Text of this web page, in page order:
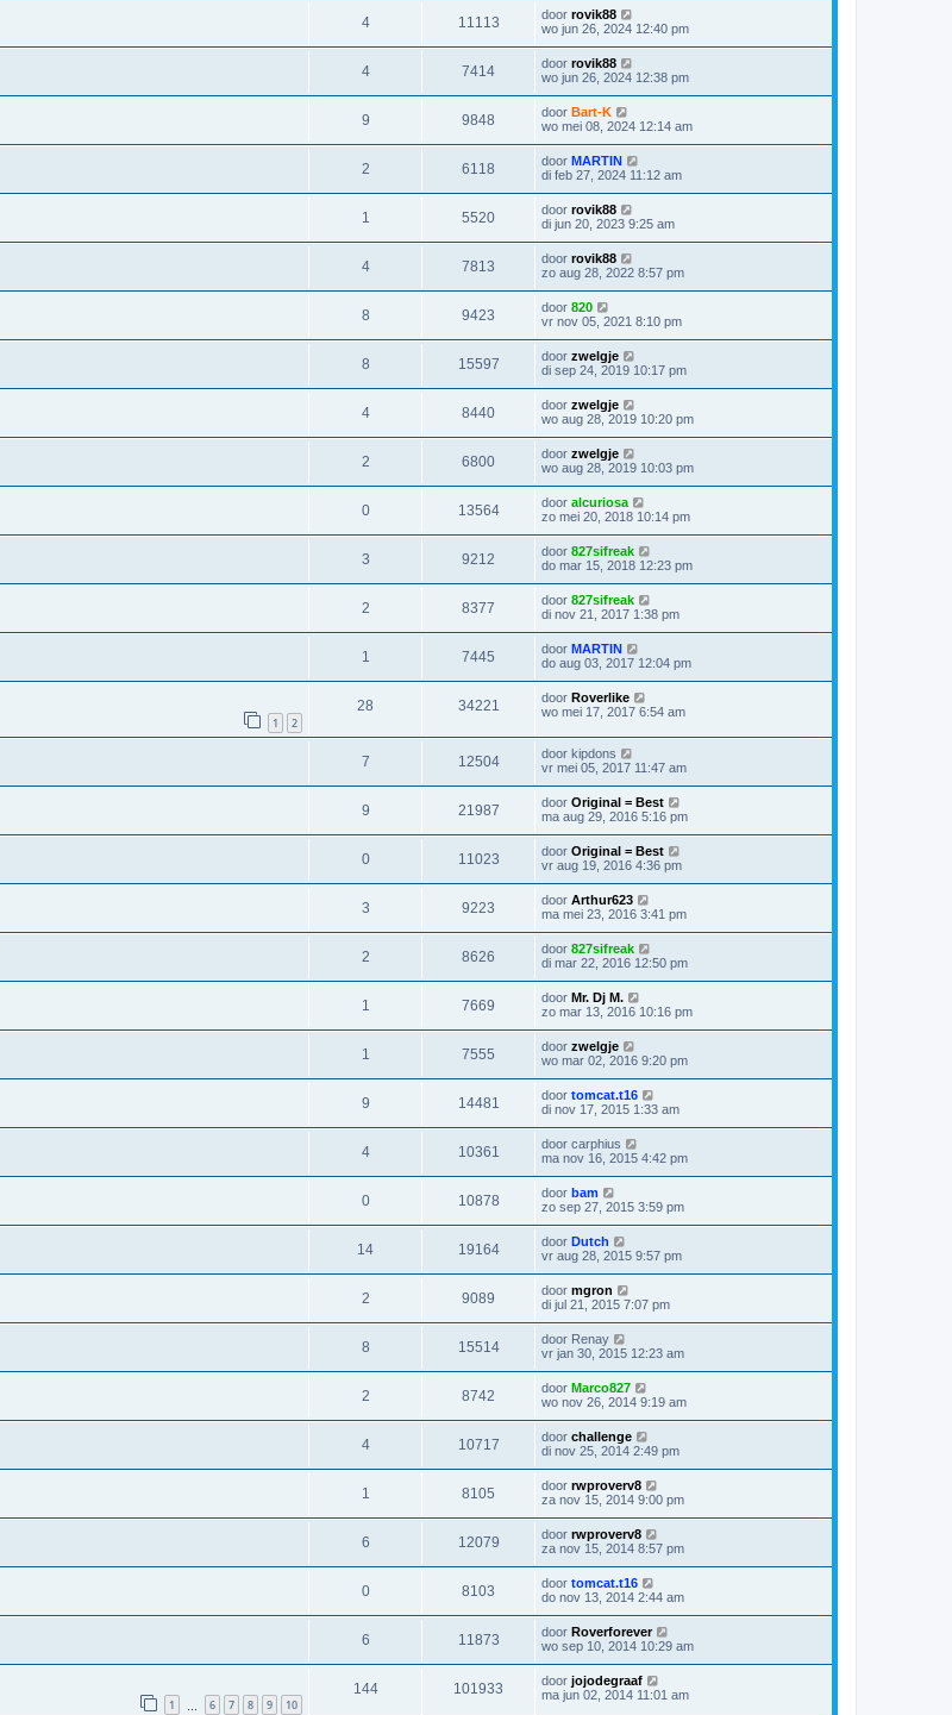
4 11113 door rovik88
wo jun 26, 2024 12:40 pm
4 7414 door rovik88
wo jun 26, 2024 12:38 pm
9 9848 door Bart-K
wo mei 08, 2024 12:14 am
2 6118 door MARTIN
di feb 27, 2024 11:12 am
1 5520 door rovik88
di jun 20, 2023 9:25 am
4 7813 door rovik88
zo aug 28, 2022 8:57 pm
8 9423 door 820
vr nov 05, 2021 8:10 pm
8 15597 door zwelgje
di sep 24, 2019 10:17 pm
4 8440 door zwelgje
wo aug 28, 2019 10:20 pm
2 6800 door zwelgje
wo aug 28, 2019 10:03 pm
0 13564 door alcuriosa
zo mei 20, 2018 10:14 pm
3 9212 door 827sifreak
do mar 15, 2018 12:23 pm
2 8377 door 827sifreak
di nov 21, 2017 1:38 pm
1 7445 door MARTIN
do aug 03, 2017 12:04 pm
1 2
28 34221 door Roverlike
wo mei 17, 2017 6:54 am
7 12504 door kipdons
vr mei 05, 2017 11:47 am
9 21987 door Original = Best
ma aug 29, 2016 5:16 pm
0 11023 door Original = Best
vr aug 19, 2016 4:36 pm
3 9223 door Arthur623
ma mei 23, 2016 3:41 pm
2 8626 door 827sifreak
di mar 22, 2016 12:50 pm
1 7669 door Mr. Dj M.
zo mar 13, 2016 10:16 pm
1 7555 door zwelgje
wo mar 02, 2016 9:20 pm
9 14481 door tomcat.t16
di nov 17, 2015 1:33 am
4 10361 door carphius
ma nov 16, 2015 4:42 pm
0 10878 door bam
zo sep 27, 2015 3:59 pm
14 19164 door Dutch
vr aug 28, 2015 9:57 pm
2 9089 door mgron
di jul 21, 2015 7:07 pm
8 15514 door Renay
vr jan 30, 2015 12:23 am
2 8742 door Marco827
wo nov 26, 2014 9:19 am
4 10717 door challenge
di nov 25, 2014 2:49 pm
1 8105 door rwproverv8
za nov 15, 2014 9:00 pm
6 12079 door rwproverv8
za nov 15, 2014 8:57 pm
0 8103 door tomcat.t16
do nov 13, 2014 2:44 am
6 11873 door Roverforever
wo sep 10, 2014 10:29 am
1 6 7 8 9 10
144 101933 door jojodegraaf
ma jun 02, 2014 11:01 am